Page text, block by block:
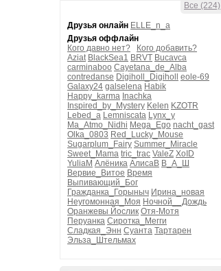
Все (224)
Друзья онлайн ELLE_n_a
Друзья оффлайн
Кого давно нет?
Кого добавить?
Aziat BlackSea1 BRVT Bucavca
carminaboo Cayetana_de_Alba
contredanse Digiholl_Digiholl
eole-69
Galaxy24 galselena Habik
Happy_karma Inachka
Inspired_by_Mystery Kelen KZOTR
Lebed_a Lemniscata Lynx_y
Ma_Atmo_Nidhi Mega_Ego nacht_gast
Olka_0803 Red_Lucky_Mouse
Sugarplum_Fairy Summer_Miracle
Sweet_Mama tric_trac ValeZ XoID
YuliaM Алёника АлисаВ В_А_Ш
Вервие_Витое Время
Выпивающий_Бог
Гражданка_Горыныч Ирина_новая
Неугомонная_Моя Ночной__Дождь
Оранжевы Йослик Отя-Мотя
Перуанка Сиротка_Мегги
Сладкая_Энн Суанта Тартарен
Эльза_Штельмах